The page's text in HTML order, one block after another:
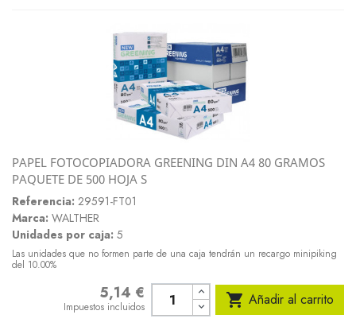
PAPEL FOTOCOPIADORA GREENING DIN A4 80 GRAMOS
PAQUETE DE 500 HOJA S
Referencia: 29591-FT01
Marca: WALTHER
Unidades por caja: 5
Las unidades que no formen parte de una caja tendrán un recargo minipiking
del 10.00%
5,14 €
Impuestos incluidos  Añadir al carrito